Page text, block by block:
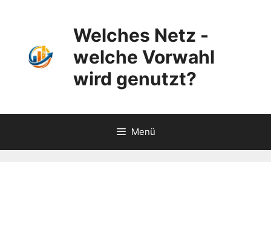
Welches Netz -
welche Vorwahl
wird genutzt?
Menü